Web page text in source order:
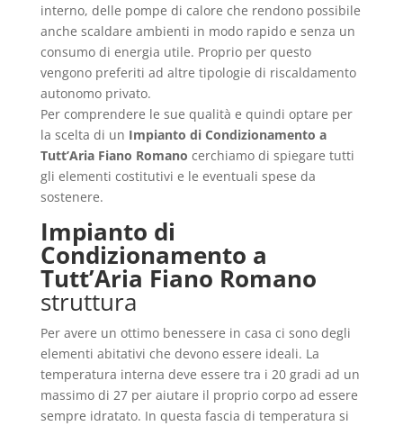
interno, delle pompe di calore che rendono possibile
anche scaldare ambienti in modo rapido e senza un
consumo di energia utile. Proprio per questo
vengono preferiti ad altre tipologie di riscaldamento
autonomo privato.
Per comprendere le sue qualità e quindi optare per
la scelta di un Impianto di Condizionamento a
Tutt’Aria Fiano Romano cerchiamo di spiegare tutti
gli elementi costitutivi e le eventuali spese da
sostenere.
Impianto di
Condizionamento a
Tutt’Aria Fiano Romano
struttura
Per avere un ottimo benessere in casa ci sono degli
elementi abitativi che devono essere ideali. La
temperatura interna deve essere tra i 20 gradi ad un
massimo di 27 per aiutare il proprio corpo ad essere
sempre idratato. In questa fascia di temperatura si